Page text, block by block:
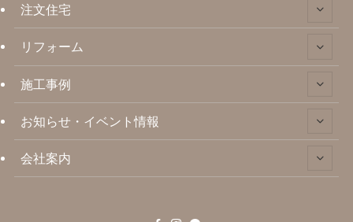
注文住宅
リフォーム
施工事例
お知らせ・イベント情報
会社案内